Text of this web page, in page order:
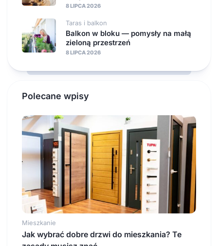
8 LIPCA 2026
Taras i balkon
Balkon w bloku — pomysły na małą
zieloną przestrzeń
8 LIPCA 2026
Polecane wpisy
Mieszkanie
Jak wybrać dobre drzwi do mieszkania? Te